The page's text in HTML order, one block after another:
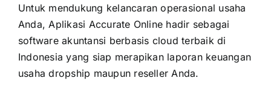
Untuk mendukung kelancaran operasional usaha
Anda, Aplikasi Accurate Online hadir sebagai
software akuntansi berbasis cloud terbaik di
Indonesia yang siap merapikan laporan keuangan
usaha dropship maupun reseller Anda.